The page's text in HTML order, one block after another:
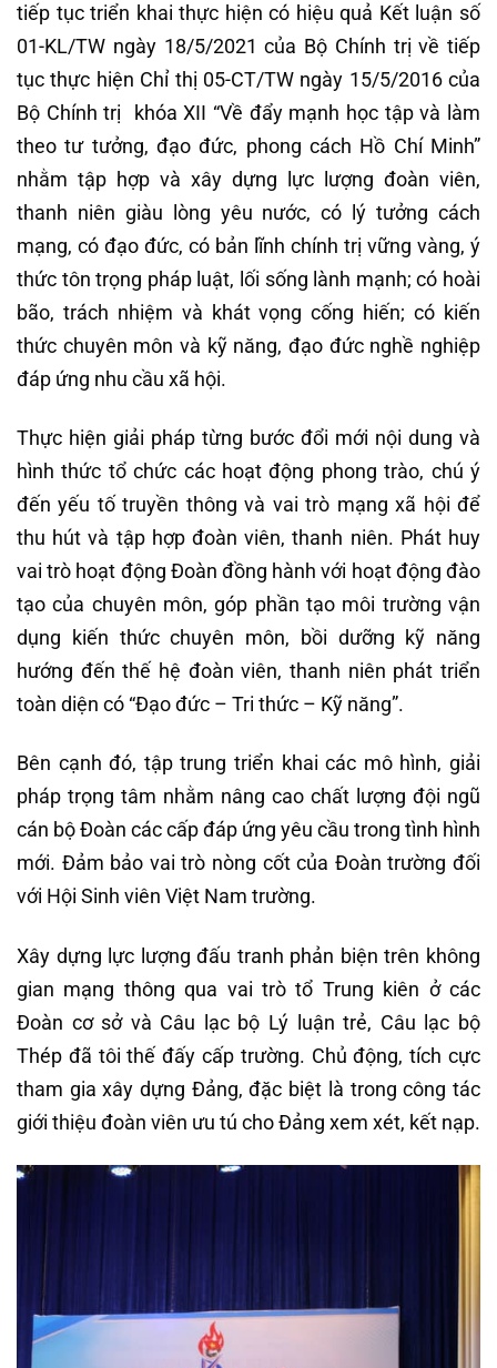
tiếp tục triển khai thực hiện có hiệu quả Kết luận số
01-KL/TW ngày 18/5/2021 của Bộ Chính trị về tiếp
tục thực hiện Chỉ thị 05-CT/TW ngày 15/5/2016 của
Bộ Chính trị khóa XII “Về đẩy mạnh học tập và làm
theo tư tưởng, đạo đức, phong cách Hồ Chí Minh”
nhằm tập hợp và xây dựng lực lượng đoàn viên,
thanh niên giàu lòng yêu nước, có lý tưởng cách
mạng, có đạo đức, có bản lĩnh chính trị vững vàng, ý
thức tôn trọng pháp luật, lối sống lành mạnh; có hoài
bão, trách nhiệm và khát vọng cống hiến; có kiến
thức chuyên môn và kỹ năng, đạo đức nghề nghiệp
đáp ứng nhu cầu xã hội.
Thực hiện giải pháp từng bước đổi mới nội dung và
hình thức tổ chức các hoạt động phong trào, chú ý
đến yếu tố truyền thông và vai trò mạng xã hội để
thu hút và tập hợp đoàn viên, thanh niên. Phát huy
vai trò hoạt động Đoàn đồng hành với hoạt động đào
tạo của chuyên môn, góp phần tạo môi trường vận
dụng kiến thức chuyên môn, bồi dưỡng kỹ năng
hướng đến thế hệ đoàn viên, thanh niên phát triển
toàn diện có “Đạo đức – Tri thức – Kỹ năng”.
Bên cạnh đó, tập trung triển khai các mô hình, giải
pháp trọng tâm nhằm nâng cao chất lượng đội ngũ
cán bộ Đoàn các cấp đáp ứng yêu cầu trong tình hình
mới. Đảm bảo vai trò nòng cốt của Đoàn trường đối
với Hội Sinh viên Việt Nam trường.
Xây dựng lực lượng đấu tranh phản biện trên không
gian mạng thông qua vai trò tổ Trung kiên ở các
Đoàn cơ sở và Câu lạc bộ Lý luận trẻ, Câu lạc bộ
Thép đã tôi thế đấy cấp trường. Chủ động, tích cực
tham gia xây dựng Đảng, đặc biệt là trong công tác
giới thiệu đoàn viên ưu tú cho Đảng xem xét, kết nạp.